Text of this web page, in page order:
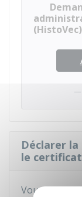
(HistoVec)
Déclarer
le
Vous pouvez